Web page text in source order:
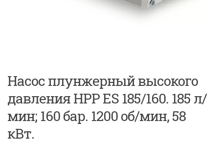
Насос плунжерный высокого
давления HPP ES 185/160. 185 л/
мин; 160 бар. 1200 об/мин, 58
кВт.